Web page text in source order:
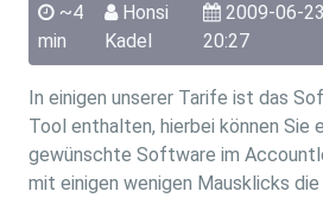
~4
min
Honsi
Kadel
2009-06-23
20:27
In einigen unserer Tarife ist das
Tool enthalten, hierbei können Sie
gewünschte Software im
mit einigen wenigen Mausklicks